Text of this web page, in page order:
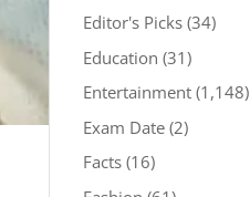
Editor's Picks(34)
Education (31)
Entertainment(1,148)
Exam Date(2)
Facts(16)